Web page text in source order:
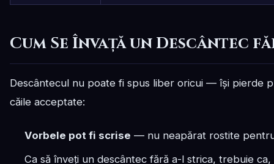
Cum Se Învață un Descântec
Descântecul nu poate fi spus liber oricui — își pierde
căile acceptate:
Vorbele pot fi scrise — nu neapărat rostite
Ca să înveți un descântec fără a-l strica, trebuie ca,